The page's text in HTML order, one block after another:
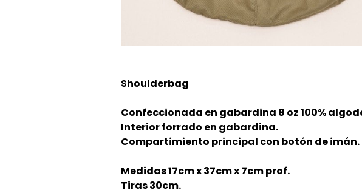
Shoulderbag
Confeccionada en gabardina 8 oz 100%
Interior forrado en gabardina.
Compartimiento principal con botón de imán.
Medidas 17cm x 37cm x 7cm prof.
Tiras 30cm.